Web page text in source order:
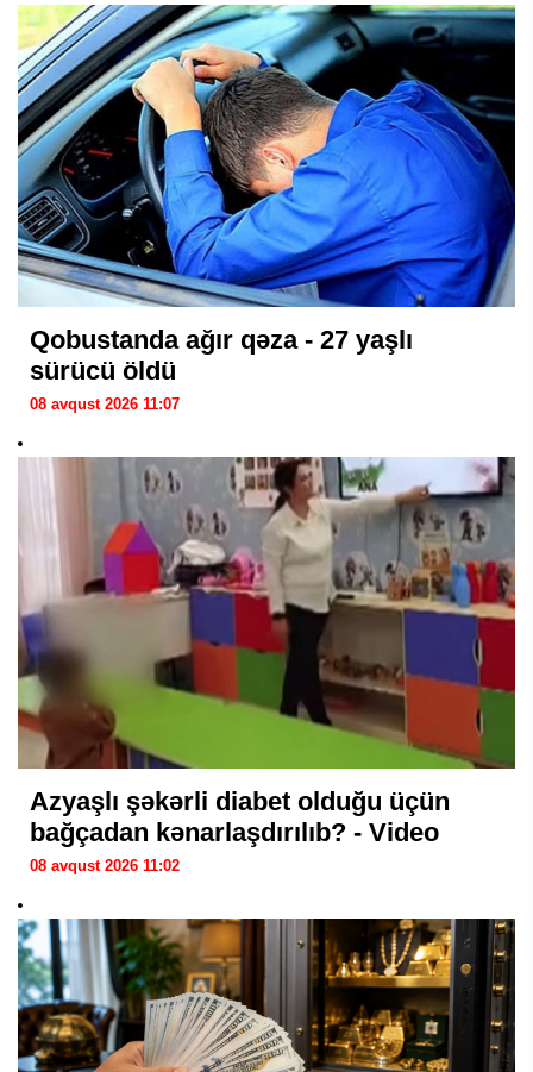
Qobustanda ağır qəza - 27 yaşlı
sürücü öldü
08 avqust 2026 11:07
Azyaşlı şəkərli diabet olduğu üçün
bağçadan kənarlaşdırılıb? - Video
08 avqust 2026 11:02